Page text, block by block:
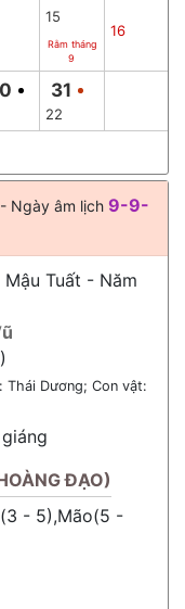
15
Rằm tháng
9
16
31
22
- Ngày âm lịch 9-9-
Tuất - Năm
Thái Dương; Con vật:
ĐẠO)
- 5),Mão(5 -